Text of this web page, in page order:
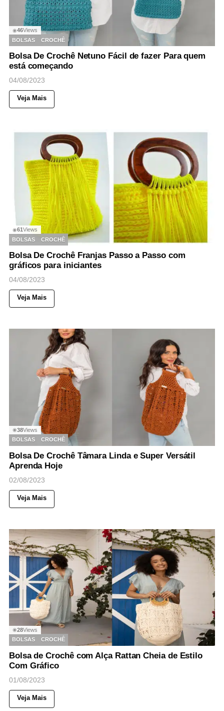
◉46Views
BOLSAS
CROCHÊ
Bolsa De Crochê Netuno Fácil de fazer Para quem
está começando
04/08/2023
Veja Mais
◉61Views
BOLSAS
CROCHÊ
Bolsa De Crochê Franjas Passo a Passo com
gráficos para iniciantes
04/08/2023
Veja Mais
◉38Views
BOLSAS
CROCHÊ
Bolsa De Crochê Tâmara Linda e Super Versátil
Aprenda Hoje
02/08/2023
Veja Mais
◉28Views
BOLSAS
CROCHÊ
Bolsa de Crochê com Alça Rattan Cheia de Estilo
Com Gráfico
01/08/2023
Veja Mais